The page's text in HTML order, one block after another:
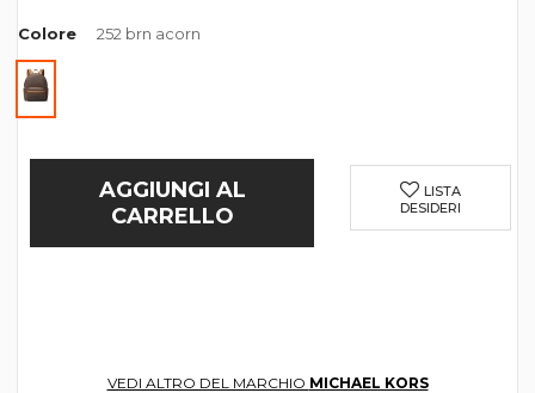
Colore 252 brn acorn
AGGIUNGI AL
CARRELLO
LISTA
DESIDERI
VEDI ALTRO DEL MARCHIO MICHAEL KORS